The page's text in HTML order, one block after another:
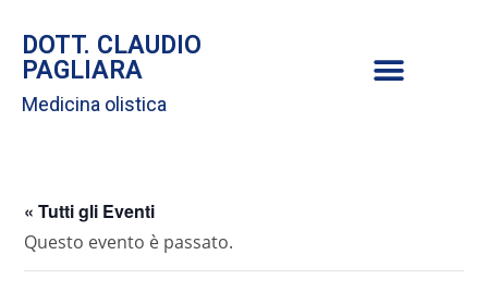
DOTT. CLAUDIO
PAGLIARA
Medicina olistica
« Tutti gli Eventi
Questo evento è passato.